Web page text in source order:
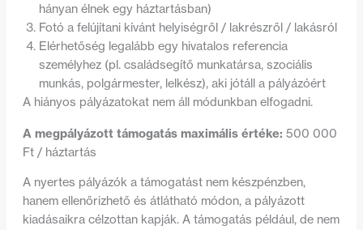
hányan élnek egy háztartásban)
Fotó a felújítani kívánt helyiségről / lakrészről / lakásról
Elérhetőség legalább egy hivatalos referencia
személyhez (pl. családsegítő munkatársa, szociális
munkás, polgármester, lelkész), aki jótáll a pályázóért
A hiányos pályázatokat nem áll módunkban elfogadni.
A megpályázott támogatás maximális értéke: 500 000
Ft / háztartás
A nyertes pályázók a támogatást nem készpénzben,
hanem ellenőrizhető és átlátható módon, a pályázott
kiadásaikra célzottan kapják. A támogatás például, de nem